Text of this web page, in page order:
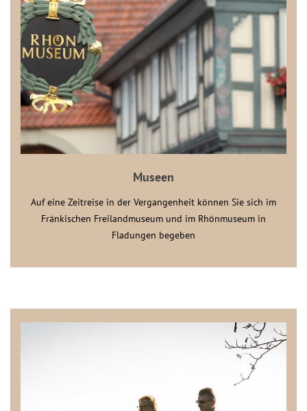
Museen
Auf eine Zeitreise in der Vergangenheit können Sie sich im
Fränkischen Freilandmuseum und im Rhönmuseum in
Fladungen begeben